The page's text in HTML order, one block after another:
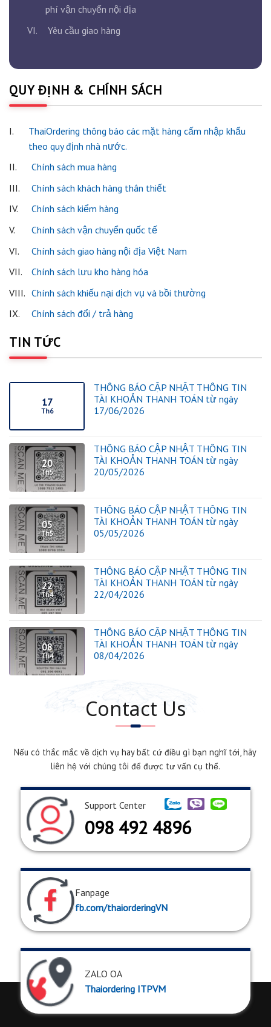
phí vận chuyển nội địa
VI.
Yêu cầu giao hàng
QUY ĐỊNH & CHÍNH SÁCH
I.
ThaiOrdering thông báo các mặt hàng cấm nhập khẩu
theo quy định nhà nước.
II.
Chính sách mua hàng
III.
Chính sách khách hàng thân thiết
IV.
Chính sách kiểm hàng
V.
Chính sách vận chuyển quốc tế
VI.
Chính sách giao hàng nội địa Việt Nam
VII.
Chính sách lưu kho hàng hóa
VIII. Chính sách khiếu nại dịch vụ và bồi thường
IX.
Chính sách đổi / trả hàng
TIN TỨC
17
Th6
THÔNG BÁO CẬP NHẬT THÔNG TIN
TÀI KHOẢN THANH TOÁN từ ngày
17/06/2026
20
Th5
THÔNG BÁO CẬP NHẬT THÔNG TIN
TÀI KHOẢN THANH TOÁN từ ngày
20/05/2026
05
Th5
THÔNG BÁO CẬP NHẬT THÔNG TIN
TÀI KHOẢN THANH TOÁN từ ngày
05/05/2026
22
Th4
THÔNG BÁO CẬP NHẬT THÔNG TIN
TÀI KHOẢN THANH TOÁN từ ngày
22/04/2026
08
Th4
THÔNG BÁO CẬP NHẬT THÔNG TIN
TÀI KHOẢN THANH TOÁN từ ngày
08/04/2026
Contact Us
Nếu có thắc mắc về dịch vụ hay bất cứ điều gì bạn nghĩ tới, hãy
liên hệ với chúng tôi để được tư vấn cụ thể.
Support Center
098 492 4896
Fanpage
fb.com/thaiorderingVN
ZALO OA
Thaiordering ITPVM